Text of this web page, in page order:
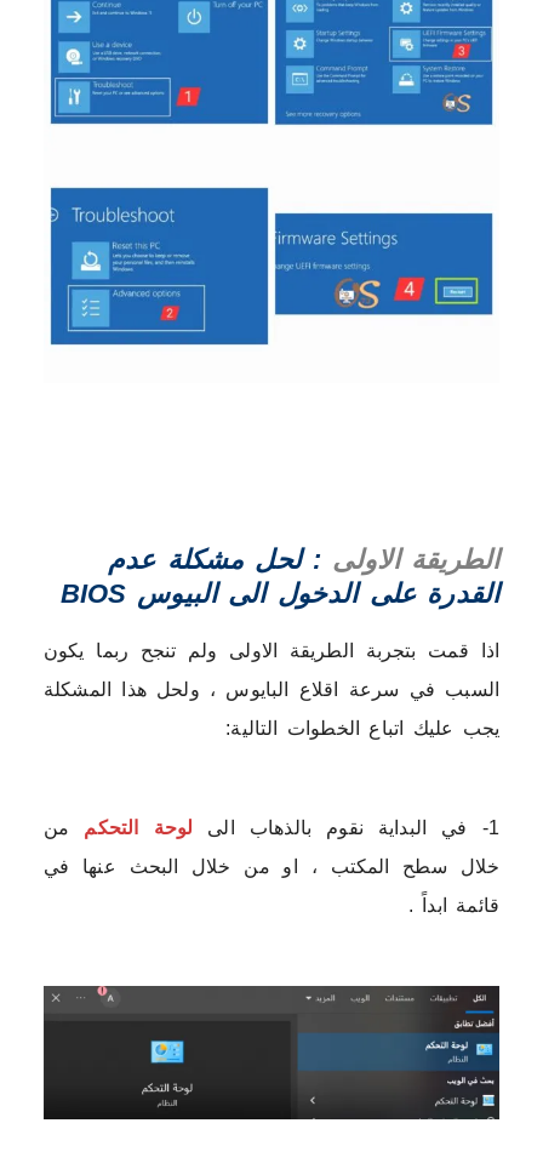
الطريقة الاولى : لحل مشكلة عدم
القدرة على الدخول الى البيوس BIOS
اذا قمت بتجربة الطريقة الاولى ولم تنجح ربما يكون
السبب في سرعة اقلاع البايوس ، ولحل هذا المشكلة
يجب عليك اتباع الخطوات التالية:
1- في البداية نقوم بالذهاب الى لوحة التحكم من
خلال سطح المكتب ، او من خلال البحث عنها في
قائمة ابداً .